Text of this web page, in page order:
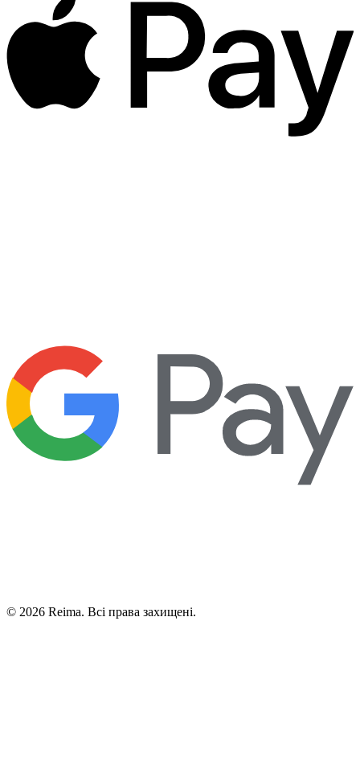
© 2026 Reima. Всі права захищені.